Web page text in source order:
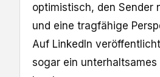
optimistisch, den Sender
und eine tragfähige
Auf LinkedIn
sogar ein unterhaltsames